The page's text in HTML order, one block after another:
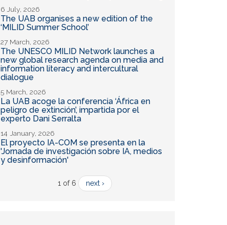
6 July, 2026
The UAB organises a new edition of the
‘MILID Summer School’
27 March, 2026
The UNESCO MILID Network launches a
new global research agenda on media and
information literacy and intercultural
dialogue
5 March, 2026
La UAB acoge la conferencia ‘África en
peligro de extinción’, impartida por el
experto Dani Serralta
14 January, 2026
El proyecto IA-COM se presenta en la
'Jornada de investigación sobre IA, medios
y desinformación'
1 of 6 next ›